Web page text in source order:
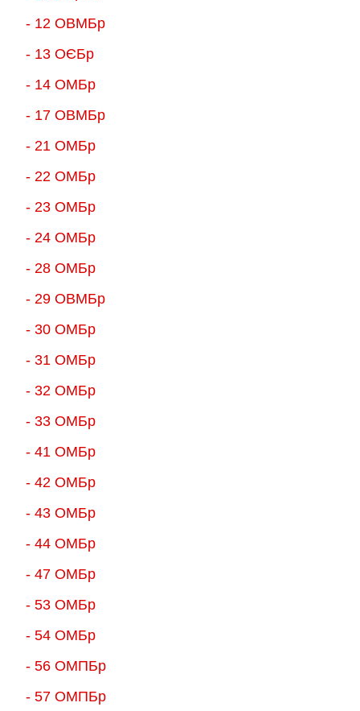
- 12 ОВМБр
- 13 ОЄБр
- 14 ОМБр
- 17 ОВМБр
- 21 ОМБр
- 22 ОМБр
- 23 ОМБр
- 24 ОМБр
- 28 ОМБр
- 29 ОВМБр
- 30 ОМБр
- 31 ОМБр
- 32 ОМБр
- 33 ОМБр
- 41 ОМБр
- 42 ОМБр
- 43 ОМБр
- 44 ОМБр
- 47 ОМБр
- 53 ОМБр
- 54 ОМБр
- 56 ОМПБр
- 57 ОМПБр